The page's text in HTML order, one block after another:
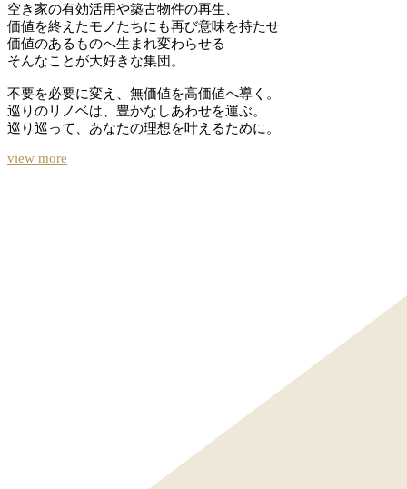
空き家の有効活用や築古物件の再生、
価値を終えたモノたちにも再び意味を持たせ
価値のあるものへ生まれ変わらせる
そんなことが大好きな集団。
不要を必要に変え、無価値を高価値へ導く。
巡りのリノベは、豊かなしあわせを運ぶ。
巡り巡って、あなたの理想を叶えるために。
view more